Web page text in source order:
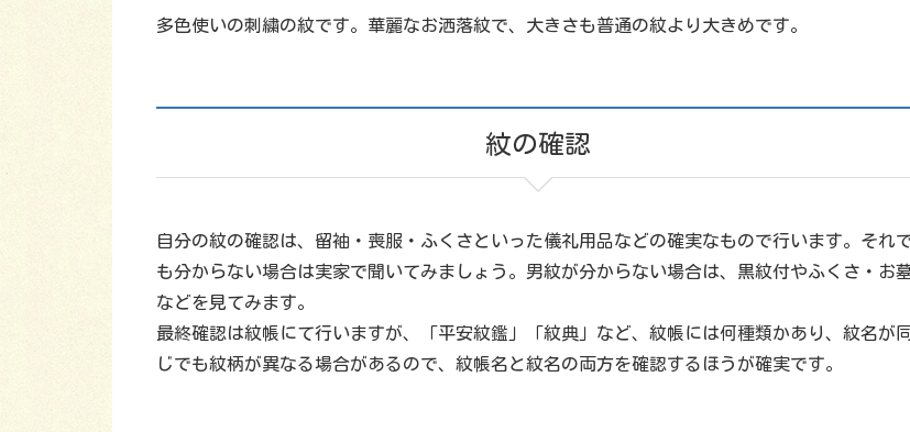
多色使いの刺繍の紋です。華麗なお洒落紋で、大きさも普通の紋より大きめです。
紋の確認
自分の紋の確認は、留袖・喪服・ふくさといった儀礼用品などの確実なもので行います。それ
も分からない場合は実家で聞いてみましょう。男紋が分からない場合は、黒紋付やふくさ・お
などを見てみます。
最終確認は紋帳にて行いますが、「平安紋鑑」「紋典」など、紋帳には何種類かあり、紋名が同
じでも紋柄が異なる場合があるので、紋帳名と紋名の両方を確認するほうが確実です。